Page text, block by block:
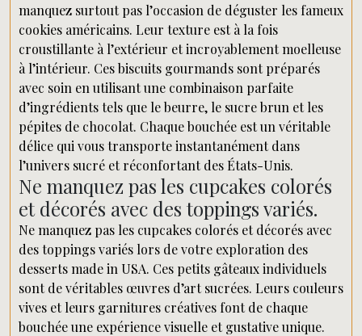
manquez surtout pas l’occasion de déguster les fameux
cookies américains. Leur texture est à la fois
croustillante à l’extérieur et incroyablement moelleuse
à l’intérieur. Ces biscuits gourmands sont préparés
avec soin en utilisant une combinaison parfaite
d’ingrédients tels que le beurre, le sucre brun et les
pépites de chocolat. Chaque bouchée est un véritable
délice qui vous transporte instantanément dans
l’univers sucré et réconfortant des États-Unis.
Ne manquez pas les cupcakes colorés
et décorés avec des toppings variés.
Ne manquez pas les cupcakes colorés et décorés avec
des toppings variés lors de votre exploration des
desserts made in USA. Ces petits gâteaux individuels
sont de véritables œuvres d’art sucrées. Leurs couleurs
vives et leurs garnitures créatives font de chaque
bouchée une expérience visuelle et gustative unique.